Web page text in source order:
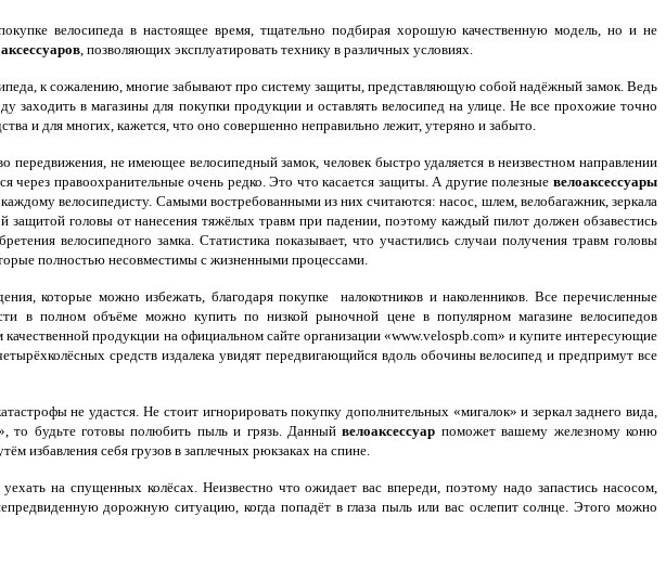
велосипеда в настоящее время, тщательно подбирая хорошую качественную модель, но и не
аксессуаров, позволяющих эксплуатировать технику в различных условиях.
к сожалению, многие забывают про систему защиты, представляющую собой надёжный замок. Ведь
заходить в магазины для покупки продукции и оставлять велосипед на улице. Не все прохожие точно
и для многих, кажется, что оно совершенно неправильно лежит, утеряно и забыто.
передвижения, не имеющее велосипедный замок, человек быстро удаляется в неизвестном направлении
через правоохранительные очень редко. Это что касается защиты. А другие полезные велоаксессуары
велосипедисту. Самыми востребованными из них считаются: насос, шлем, велобагажник, зеркала
защитой головы от нанесения тяжёлых травм при падении, поэтому каждый пилот должен обзавестись
велосипедного замка. Статистика показывает, что участились случаи получения травм головы
полностью несовместимы с жизненными процессами.
которые можно избежать, благодаря покупке налокотников и наколенников. Все перечисленные
в полном объёме можно купить по низкой рыночной цене в популярном магазине велосипедов
продукции на официальном сайте организации «www.velospb.com» и купите интересующие
средств издалека увидят передвигающийся вдоль обочины велосипед и предпримут все
не удастся. Не стоит игнорировать покупку дополнительных «мигалок» и зеркал заднего вида,
то будьте готовы полюбить пыль и грязь. Данныйвелоаксессуар поможет вашему железному коню
избавления себя грузов в заплечных рюкзаках на спине.
на спущенных колёсах. Неизвестно что ожидает вас впереди, поэтому надо запастись насосом,
дорожную ситуацию, когда попадёт в глаза пыль или вас ослепит солнце. Этого можно